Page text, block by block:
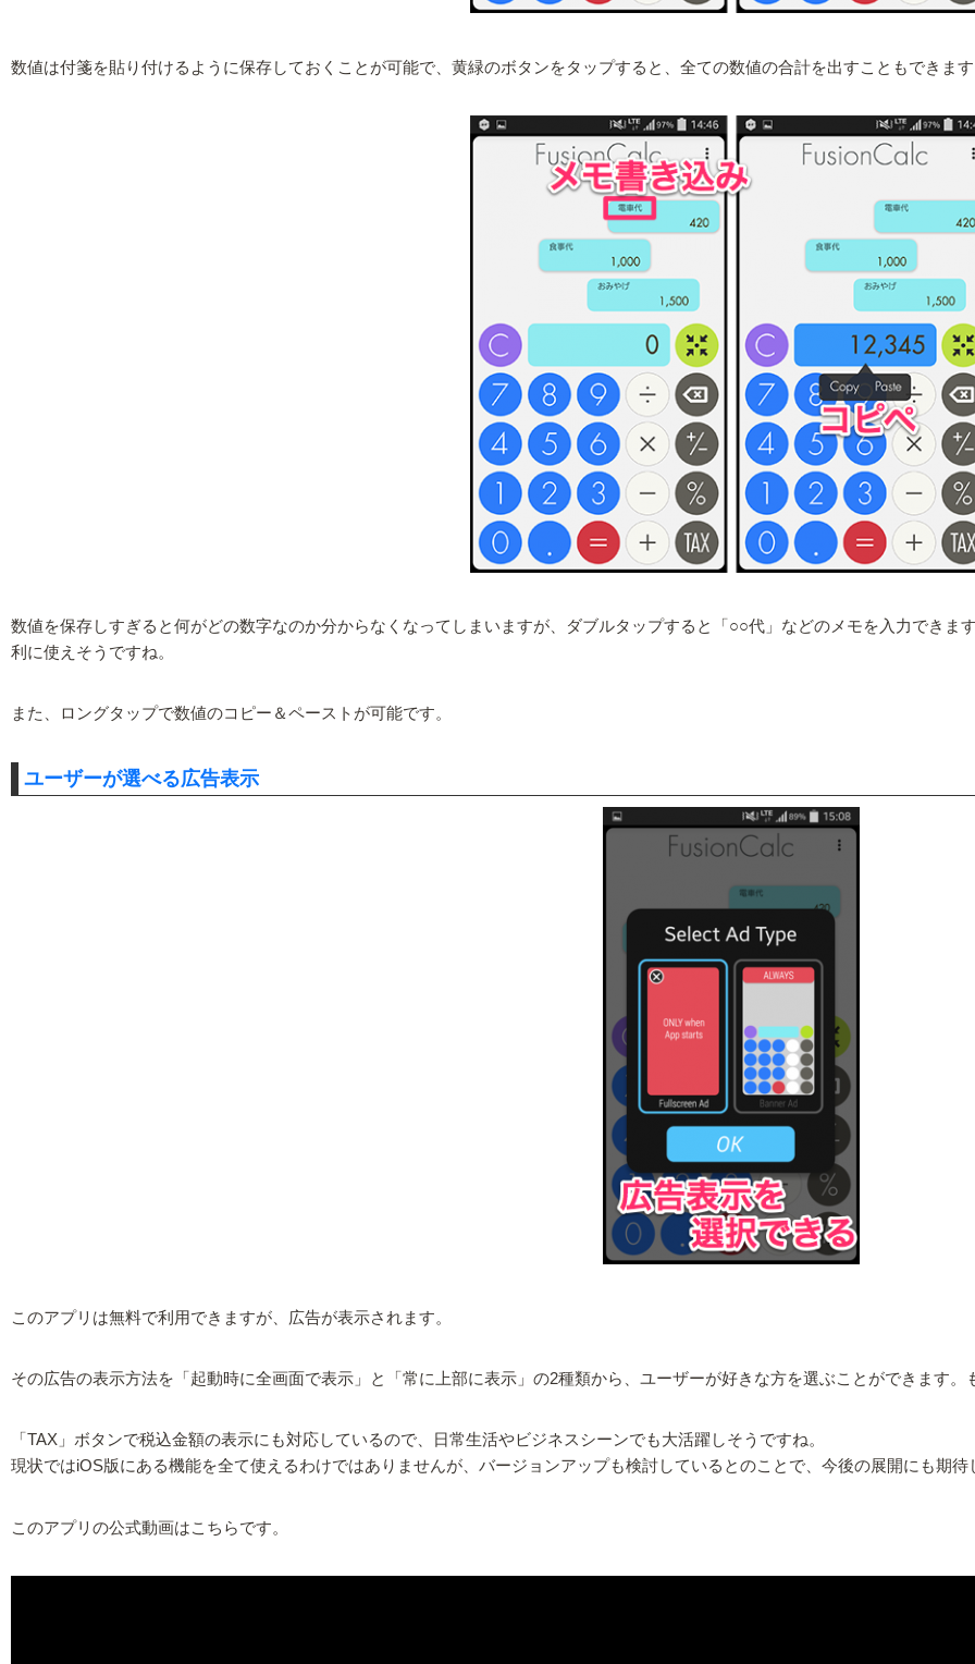
数値は付箋を貼り付けるように保存しておくことが可能で、黄緑のボタンをタップすると、全ての数値の合計を出すこともできま
数値を保存しすぎると何がどの数字なのか分からなくなってしまいますが、ダブルタップすると「○○代」などのメモを入力でき
利に使えそうですね。
また、ロングタップで数値のコピー＆ペーストが可能です。
ユーザーが選べる広告表示
このアプリは無料で利用できますが、広告が表示されます。
その広告の表示方法を「起動時に全画面で表示」と「常に上部に表示」の2種類から、ユーザーが好きな方を選ぶことができます
「TAX」ボタンで税込金額の表示にも対応しているので、日常生活やビジネスシーンでも大活躍しそうですね。
現状ではiOS版にある機能を全て使えるわけではありませんが、バージョンアップも検討しているとのことで、今後の展開にも期待
このアプリの公式動画はこちらです。